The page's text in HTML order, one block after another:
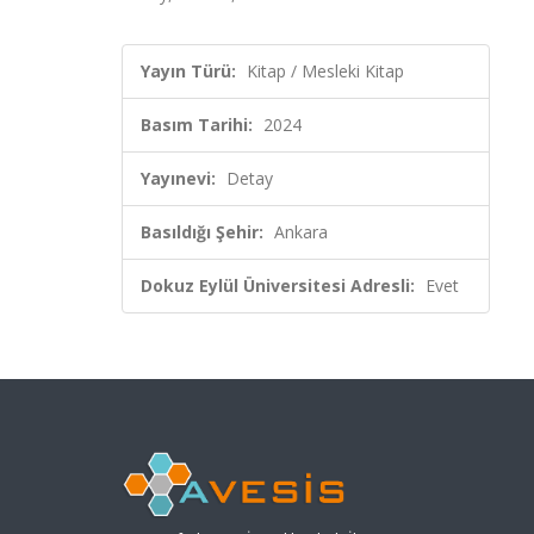
Yayın Türü: Kitap / Mesleki Kitap
Basım Tarihi: 2024
Yayınevi: Detay
Basıldığı Şehir: Ankara
Dokuz Eylül Üniversitesi Adresli: Evet